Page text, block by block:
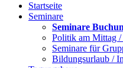
Startseite
Seminare
Seminare
Politik am Mittag
Seminare für
Bildungsurlaub /